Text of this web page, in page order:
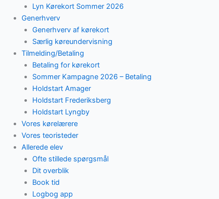
Lyn Kørekort Sommer 2026
Generhverv
Generhverv af kørekort
Særlig køreundervisning
Tilmelding/Betaling
Betaling for kørekort
Sommer Kampagne 2026 – Betaling
Holdstart Amager
Holdstart Frederiksberg
Holdstart Lyngby
Vores kørelærere
Vores teoristeder
Allerede elev
Ofte stillede spørgsmål
Dit overblik
Book tid
Logbog app